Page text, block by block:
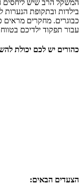
המשקל הרב שיש ליחסים
בילדות ובתקופת הנערות
כבוגרים. מחקרים מראים
עבור תפקוד ילדיכם
כהורים יש לכם יכולת
הצעדים הבאים: